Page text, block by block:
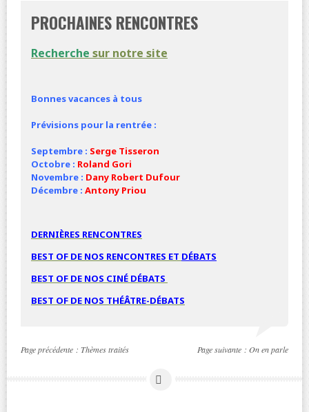
PROCHAINES RENCONTRES
Recherche sur notre site
Bonnes vacances à tous
Prévisions pour la rentrée :
Septembre : Serge Tisseron
Octobre : Roland Gori
Novembre : Dany Robert Dufour
Décembre : Antony Priou
DERNIÈRES RENCONTRES
BEST OF DE NOS RENCONTRES ET DÉBATS
BEST OF DE NOS CINÉ DÉBATS
BEST OF DE NOS THÉÂTRE-DÉBATS
Page précédente : Thèmes traités Page suivante : On en parle